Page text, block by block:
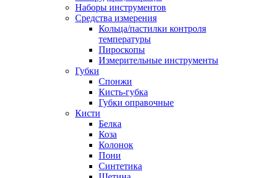
Наборы инструментов
Средства измерения
Кольца/пастилки контроля
температуры
Пироскопы
Измерительные инструменты
Губки
Спонжи
Кисть-губка
Губки оправочные
Кисти
Белка
Коза
Колонок
Пони
Синтетика